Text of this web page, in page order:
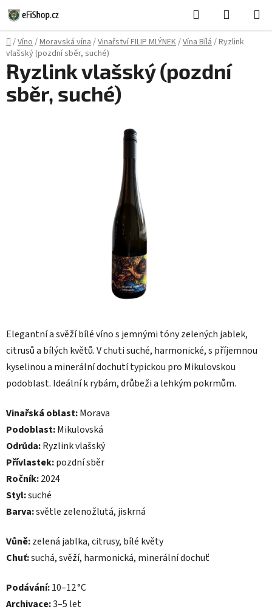
Přejít
na
obsah
Hledat
KOŠÍK
Domů
/Víno/Moravská vína/Vinařství FILIP MLÝNEK/Vína Bílá/Ryzlink
vlašský (pozdní sběr, suché)
Elegantní a svěží bílé víno s jemnými tóny zelených jablek,
citrusů a bílých květů. V chuti suché, harmonické, s příjemnou
kyselinou a minerální dochutí typickou pro Mikulovskou
podoblast. Ideální k rybám, drůbeži a lehkým pokrmům.
Vinařská oblast:Morava
Podoblast:Mikulovská
Odrůda:Ryzlink vlašský
Přívlastek:pozdní sběr
Ročník:2024
Styl:suché
Barva:světle zelenožlutá, jiskrná
Vůně:zelená jablka, citrusy, bílé květy
Chuť:suchá, svěží, harmonická, minerální dochuť
Podávání:10–12 °C
Archivace:3–5 let
Ryzlink vlašský (pozdní
sběr, suché)